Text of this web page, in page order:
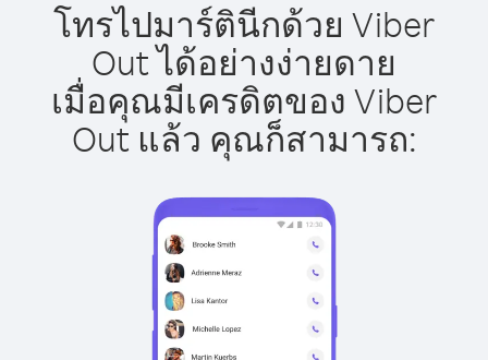
โทรไปมาร์ตินีกด้วย Viber
Out ได้อย่างง่ายดาย
เมื่อคุณมีเครดิตของ Viber
Out แล้ว คุณก็สามารถ: